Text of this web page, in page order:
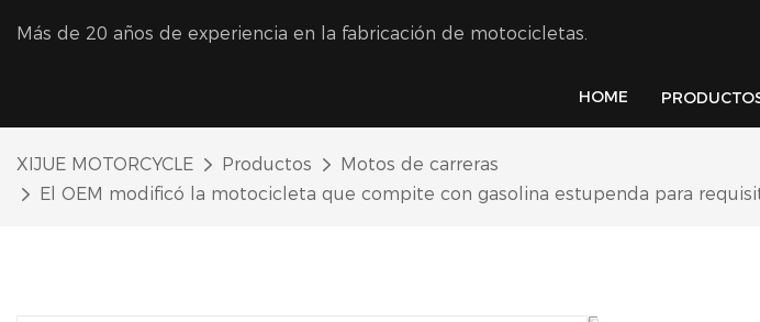
Más de 20 años de experiencia en la fabricación de motocicletas.
HOME
XIJUE MOTORCYCLE Productos
Motos de carreras
El OEM modificó la motocicleta que compite con gasolina estupenda para